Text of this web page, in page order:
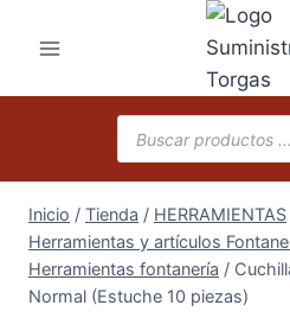
Búsqueda
de
productos
Inicio / Tienda / HERRAMIENTAS
Herramientas y artículos
Herramientas fontanería /
Normal (Estuche 10 piezas)